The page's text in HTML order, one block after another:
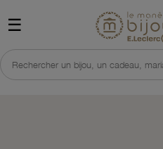
☰
Rechercher un bijou, un cadeau,